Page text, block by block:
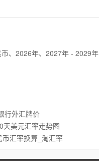
、2026年、2027年 - 2029年
行外汇牌价
天美元汇率走势图
汇率换算_淘汇率